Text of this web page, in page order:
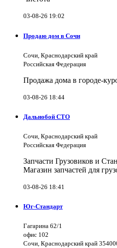
03-08-26 19:02
Продаю дом в Сочи
Сочи, Краснодарский край
Российская Федерация
Продажа дома в городе-
03-08-26 18:44
Дальнобой СТО
Сочи, Краснодарский край
Российская Федерация
Запчасти Грузовиков и
Магазин запчастей для
03-08-26 18:41
Юг-Стандарт
Гагарина 62/1
офис 102
Сочи, Краснодарский край